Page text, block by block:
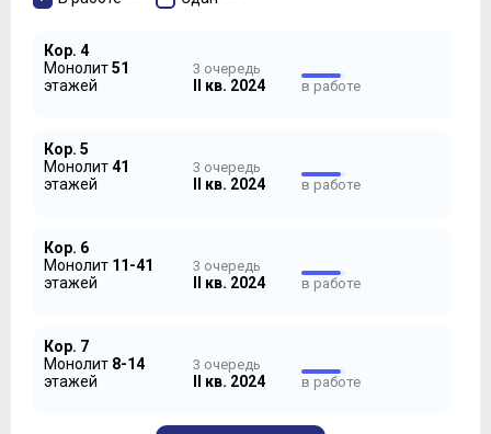
но не заменяет генеральный план, на котором пока
четко прослеживаются контуры лишь двух первых
первую очередьвошли
Кор. 4
Монолит51
этажей
3 очередь
II кв. 2024 в работе
Кор. 5
Монолит41
этажей
3 очередь
II кв. 2024 в работе
Кор. 6
Монолит 11-41
этажей
3 очередь
II кв. 2024 в работе
Кор. 7
Монолит 8-14
этажей
3 очередь
II кв. 2024 в работе